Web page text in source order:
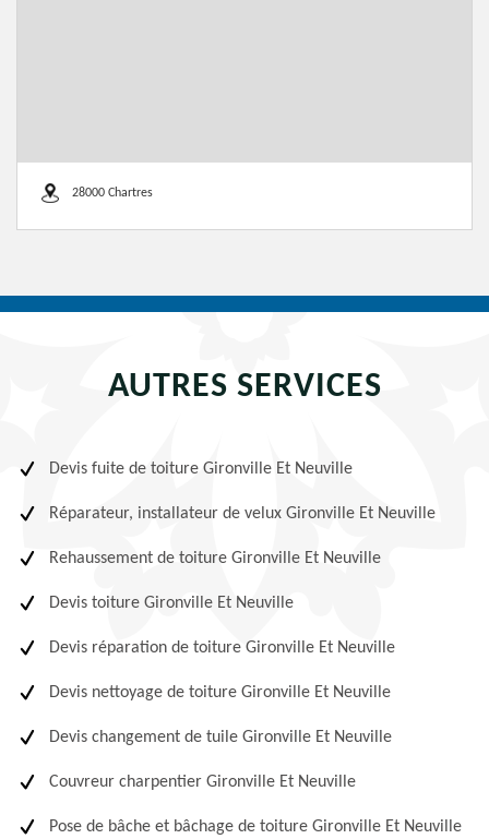
28000 Chartres
AUTRES SERVICES
Devis fuite de toiture Gironville Et Neuville
Réparateur, installateur de velux Gironville Et Neuville
Rehaussement de toiture Gironville Et Neuville
Devis toiture Gironville Et Neuville
Devis réparation de toiture Gironville Et Neuville
Devis nettoyage de toiture Gironville Et Neuville
Devis changement de tuile Gironville Et Neuville
Couvreur charpentier Gironville Et Neuville
Pose de bâche et bâchage de toiture Gironville Et Neuville